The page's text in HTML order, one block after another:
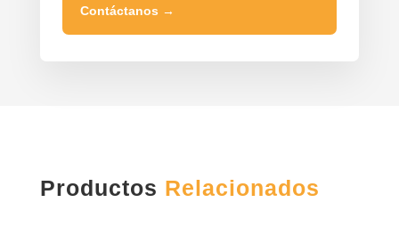
Contáctanos →
Productos Relacionados